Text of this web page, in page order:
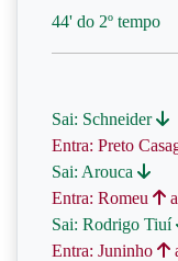
44' do 2º tempo
Sai: Schneider
Entra: Preto
Sai: Arouca
Entra: Romeu
Sai: Rodrigo Tiuí
Entra: Juninho